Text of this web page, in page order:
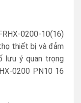
0200-10(16)
thiết bị và đảm
lưu ý quan trọng
0200 PN10 16